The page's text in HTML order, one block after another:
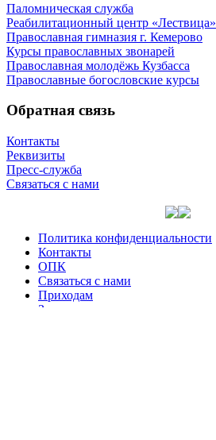
Паломническая служба
Реабилитационный центр «Лествица»
Православная гимназия г. Кемерово
Курсы православных звонарей
Православная молодёжь Кузбасса
Православные богословские курсы
Обратная связь
Контакты
Реквизиты
Пресс-служба
Связаться с нами
Политика конфиденциальности
Контакты
ОПК
Связаться с нами
Приходам
Задать вопрос